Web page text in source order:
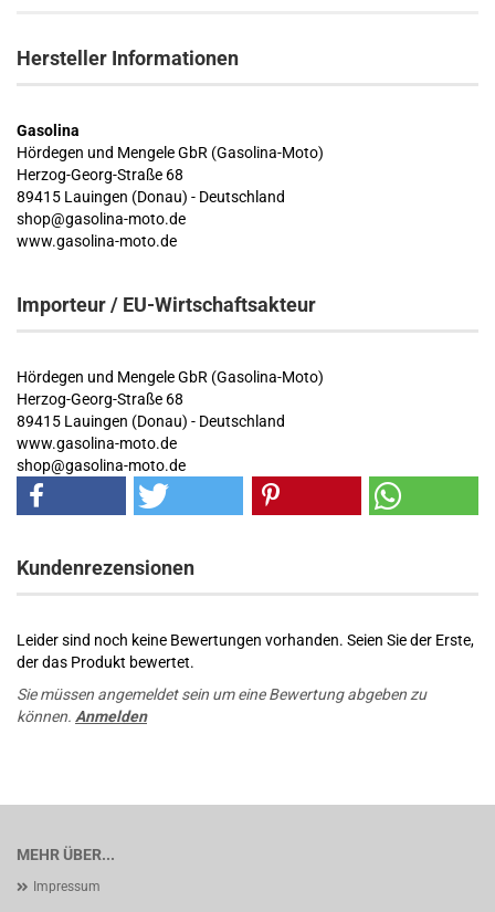
Hersteller Informationen
Gasolina
Hördegen und Mengele GbR (Gasolina-Moto)
Herzog-Georg-Straße 68
89415 Lauingen (Donau) - Deutschland
shop@gasolina-moto.de
www.gasolina-moto.de
Importeur / EU-Wirtschaftsakteur
Hördegen und Mengele GbR (Gasolina-Moto)
Herzog-Georg-Straße 68
89415 Lauingen (Donau) - Deutschland
www.gasolina-moto.de
shop@gasolina-moto.de
Kundenrezensionen
Leider sind noch keine Bewertungen vorhanden. Seien Sie der Erste,
der das Produkt bewertet.
Sie müssen angemeldet sein um eine Bewertung abgeben zu
können. Anmelden
MEHR ÜBER...
Impressum